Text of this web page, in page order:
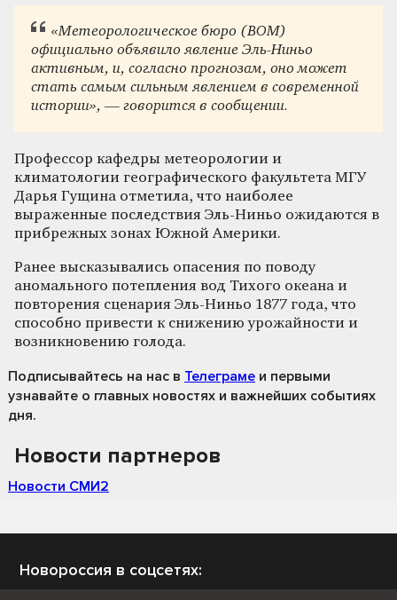
«Метеорологическое бюро (BOM)
официально объявило явление Эль-Ниньо
активным, и, согласно прогнозам, оно может
стать самым сильным явлением в современной
истории», — говорится в сообщении.
Профессор кафедры метеорологии и
климатологии географического факультета МГУ
Дарья Гущина отметила, что наиболее
выраженные последствия Эль-Ниньо ожидаются в
прибрежных зонах Южной Америки.
Ранее высказывались опасения по поводу
аномального потепления вод Тихого океана и
повторения сценария Эль-Ниньо 1877 года, что
способно привести к снижению урожайности и
возникновению голода.
Подписывайтесь на нас в Телеграме и первыми
узнавайте о главных новостях и важнейших событиях
дня.
Новости партнеров
Новости СМИ2
Новороссия в соцсетях: